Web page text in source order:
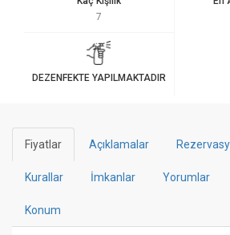
7
DEZENFEKTE YAPILMAKTADIR
Fiyatlar Açıklamalar
Kurallar İmkanlar Yorumlar
Konum